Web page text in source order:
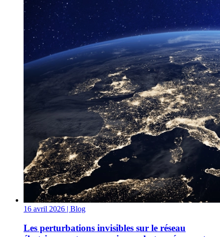
16 avril 2026 | Blog
Les perturbations invisibles sur le réseau